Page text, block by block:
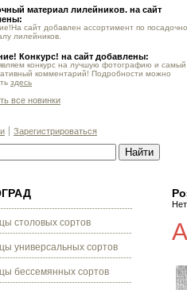
материал лилейников. на сайт
сайт добавлен ассортимент по
лилейников.
Конкурс! на сайт добавлены:
конкурс на лучшую фотографию и самый
комментарий! Подробности можно
здесь
все новинки
Зарегистрироваться
столовых сортов
универсальных сортов
бессемянных сортов